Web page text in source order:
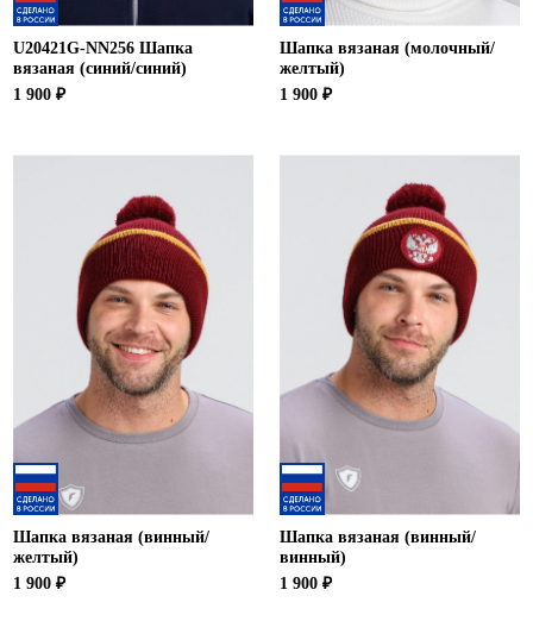
U20421G-NN256 Шапка
вязаная (синий/синий)
1 900 ₽
Шапка вязаная (молочный/
желтый)
1 900 ₽
Шапка вязаная (винный/
желтый)
1 900 ₽
Шапка вязаная (винный/
винный)
1 900 ₽